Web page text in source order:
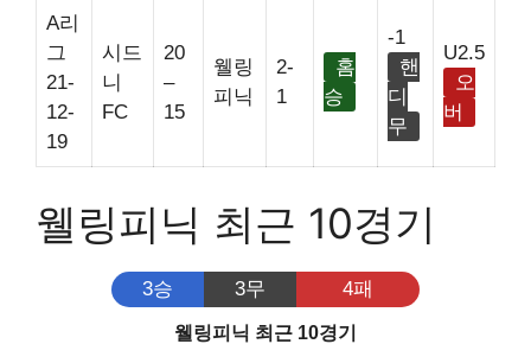
A리
그
21-
12-
19
시드
니
FC
20
–
15
웰링
피닉
2-
1
홈
승
-1
핸
디
무
U2.5
오
버
웰링피닉 최근 10경기
3승 3무 4패
웰링피닉 최근 10경기